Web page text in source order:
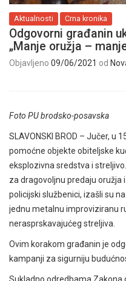
Aktualnosti Crna kronika
Odgovorni građanin
„Manje oružja –
Objavljeno 09/06/2021 od
Foto PU brodsko-posavska
SLAVONSKI BROD – Jučer, u
pomoćne objekte obiteljske
eksplozivna sredstva i
za dragovoljnu predaju oružja
policijski službenici, izašli su
jednu metalnu improviziranu
nerasprskavajućeg streljiva.
Ovim korakom građanin je
kampanji za sigurniju
Sukladno odredbama Zakona